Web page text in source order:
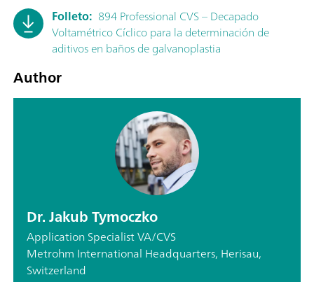
Folleto: 894 Professional CVS – Decapado
Voltamétrico Cíclico para la determinación de
aditivos en baños de galvanoplastia
Author
Dr. Jakub Tymoczko
Application Specialist VA/CVS
Metrohm International Headquarters, Herisau,
Switzerland